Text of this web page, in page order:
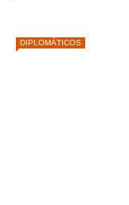
DIPLOMÁTICOS